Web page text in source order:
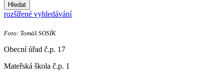
Hledat
rozšířené vyhledávání
Foto: Tomáš SOSÍK
Obecní úřad č.p. 17
Mateřská škola č.p. 1